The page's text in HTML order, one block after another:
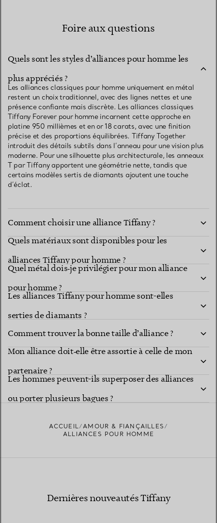
Foire aux questions
Quels sont les styles d’alliances pour homme les
plus appréciés ?
Les alliances classiques pour homme uniquement en métal
restent un choix traditionnel, avec des lignes nettes et une
présence confiante mais discrète. Les alliances classiques
Tiffany Forever pour homme incarnent cette approche en
platine 950 millièmes et en or 18 carats, avec une finition
précise et des proportions équilibrées. Tiffany Together
introduit des détails subtils dans l’anneau pour une vision plus
moderne. Pour une silhouette plus architecturale, les anneaux
T par Tiffany apportent une géométrie nette, tandis que
certains modèles sertis de diamants ajoutent une touche
d’éclat.
Comment choisir une alliance Tiffany ?
Quels matériaux sont disponibles pour les
alliances Tiffany pour homme ?
Quel métal dois‑je privilégier pour mon alliance
pour homme ?
Les alliances Tiffany pour homme sont-elles
serties de diamants ?
Comment trouver la bonne taille d’alliance ?
Mon alliance doit‑elle être assortie à celle de mon
partenaire ?
Les hommes peuvent-ils superposer des alliances
ou porter plusieurs bagues ?
ACCUEIL
AMOUR & FIANÇAILLES
ALLIANCES POUR HOMME
Dernières nouveautés Tiffany